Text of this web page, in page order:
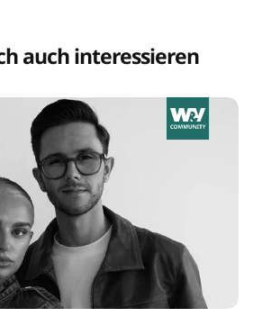
auch interessieren